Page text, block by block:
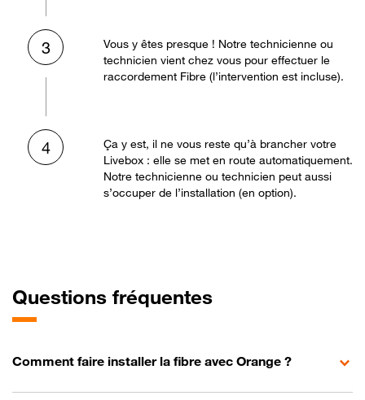
3
Vous y êtes presque ! Notre technicienne ou
technicien vient chez vous pour effectuer le
raccordement Fibre (l’intervention est incluse).
4
Ça y est, il ne vous reste qu’à brancher votre
Livebox : elle se met en route automatiquement.
Notre technicienne ou technicien peut aussi
s’occuper de l’installation (en option).
Questions fréquentes
Comment faire installer la fibre avec Orange ?